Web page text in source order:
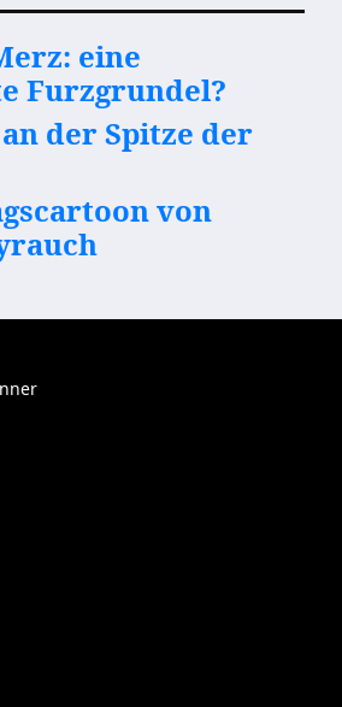
eine
Furzgrundel?
der Spitze der
von